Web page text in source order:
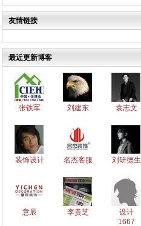
友情链接
最近更新博客
张铁军 刘建东 袁志文
装饰设计 名杰客服 刘研德生
意辰 李贵芝
设计
1667